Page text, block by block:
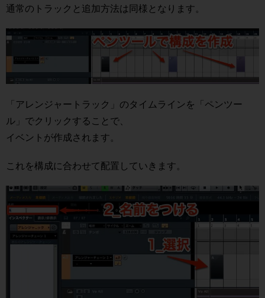
通常のトラックと追加方法は同様となります。
「アレンジャートラック」のタイムラインを「ペンツー
ル」でクリックすることで、
イベントが作成されます。
これを構成に合わせて配置していきます。